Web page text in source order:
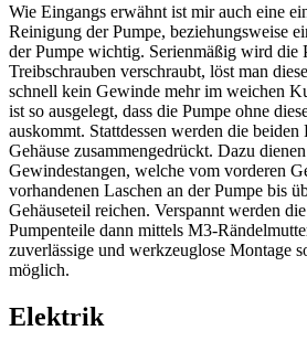
Wie Eingangs erwähnt ist mir auch eine
Reinigung der Pumpe, beziehungsweise
der Pumpe wichtig. Serienmäßig wird die
Treibschrauben verschraubt, löst man
schnell kein Gewinde mehr im weichen
ist so ausgelegt, dass die Pumpe ohne
auskommt. Stattdessen werden die
Gehäuse zusammengedrückt. Dazu
Gewindestangen, welche vom vorderen
vorhandenen Laschen an der Pumpe bis
Gehäuseteil reichen. Verspannt werden
Pumpenteile dann mittels M3-
zuverlässige und werkzeuglose Montage
möglich.
Elektrik